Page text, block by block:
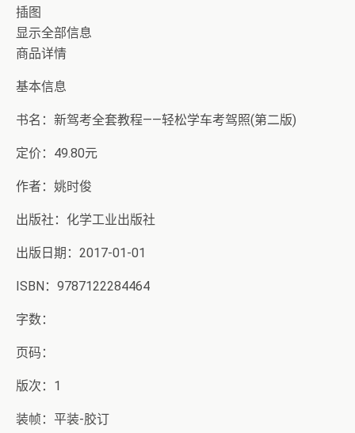
插图
显示全部信息
商品详情
基本信息
书名：新驾考全套教程——轻松学车考驾照(第二版)
定价：49.80元
作者：姚时俊
出版社：化学工业出版社
出版日期：2017-01-01
ISBN：9787122284464
字数：
页码：
版次：1
装帧：平装-胶订